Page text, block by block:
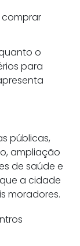
o
para
públicas,
ampliação
de saúde e
a cidade
moradores.